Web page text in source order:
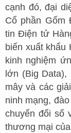
cạnh đó, đại
Cổ phần Gốm
tin Điện tử
biến xuất khẩu
kinh nghiệm
lớn (Big
mây và các
ninh mạng,
chuyển đổi số
thương mại